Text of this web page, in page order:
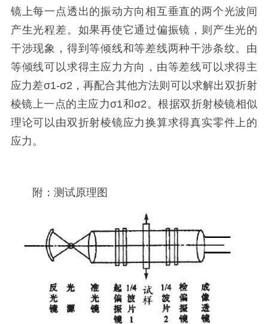
镜上每一点透出的振动方向相互垂直的两个光波间
产生光程差。如果再使它通过偏振镜，则产生光的
干涉现象，得到等倾线和等差线两种干涉条纹。由
等倾线可以求得主应力方向，由等差线可以求得主
应力差σ1-σ2，再配合其他方法则可以求解出双折射
棱镜上一点的主应力σ1和σ2。根据双折射棱镜相似
理论可以由双折射棱镜应力换算求得真实零件上的
应力。
附：测试原理图